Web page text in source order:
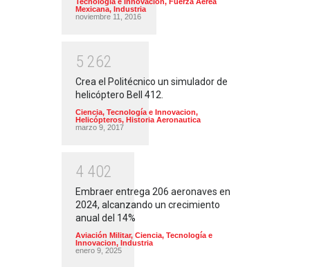
Mexicana, Industria
noviembre 11, 2016
5 262
Crea el Politécnico un simulador de
helicóptero Bell 412.
Ciencia, Tecnología e Innovacion,
Helicópteros, Historia Aeronautica
marzo 9, 2017
4 402
Embraer entrega 206 aeronaves en
2024, alcanzando un crecimiento
anual del 14%
Aviación Militar, Ciencia, Tecnología e
Innovacion, Industria
enero 9, 2025